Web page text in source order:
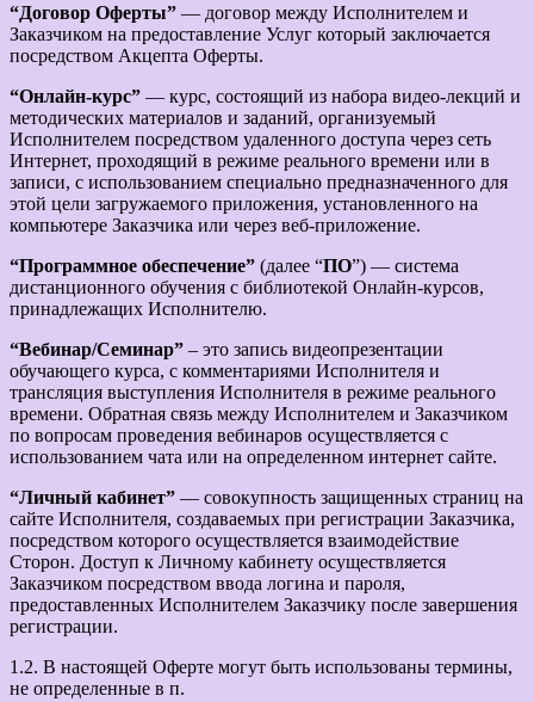
“Договор Оферты” — договор между Исполнителем и
Заказчиком на предоставление Услуг который заключается
посредством Акцепта Оферты.
“Онлайн-курс” — курс, состоящий из набора видео-лекций и
методических материалов и заданий, организуемый
Исполнителем посредством удаленного доступа через сеть
Интернет, проходящий в режиме реального времени или в
записи, с использованием специально предназначенного для
этой цели загружаемого приложения, установленного на
компьютере Заказчика или через веб-приложение.
“Программное обеспечение” (далее “ПО”) — система
дистанционного обучения с библиотекой Онлайн-курсов,
принадлежащих Исполнителю.
“Вебинар/Семинар” – это запись видеопрезентации
обучающего курса, с комментариями Исполнителя и
трансляция выступления Исполнителя в режиме реального
времени. Обратная связь между Исполнителем и Заказчиком
по вопросам проведения вебинаров осуществляется с
использованием чата или на определенном интернет сайте.
“Личный кабинет” — совокупность защищенных страниц на
сайте Исполнителя, создаваемых при регистрации Заказчика,
посредством которого осуществляется взаимодействие
Сторон. Доступ к Личному кабинету осуществляется
Заказчиком посредством ввода логина и пароля,
предоставленных Исполнителем Заказчику после завершения
регистрации.
1.2. В настоящей Оферте могут быть использованы термины,
не определенные в п.